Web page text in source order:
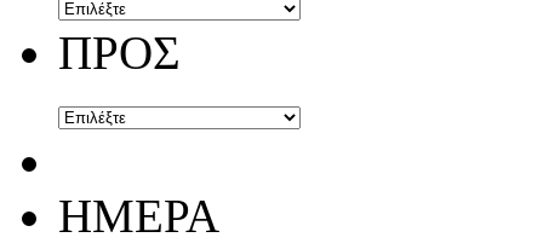
ΠΡΟΣ
ΗΜΕΡΑ